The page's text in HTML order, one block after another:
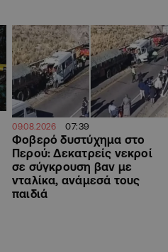
09.08.2026 07:39
Φοβερό δυστύχημα στο
Περού: Δεκατρείς νεκροί
σε σύγκρουση βαν με
νταλίκα, ανάμεσά τους
παιδιά